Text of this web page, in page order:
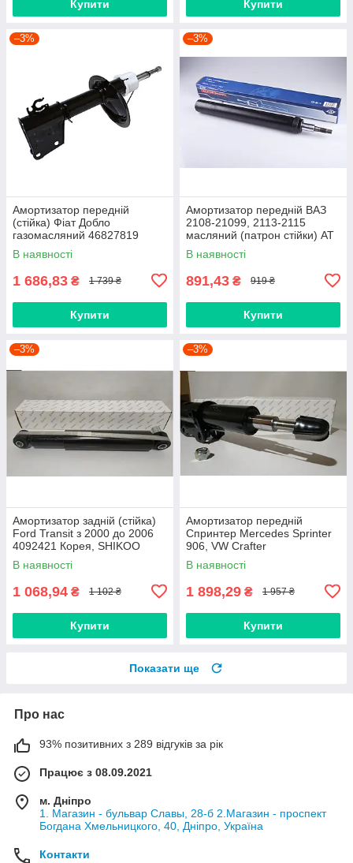
Купити Купити
–3%
Амортизатор передній
(стійка) Фіат Добло
газомасляний 46827819
SHIKOO
В наявності
1 686,83 ₴ 1 739 ₴
Купити
–3%
Амортизатор передній ВАЗ
2108-21099, 2113-2115
масляний (патрон стійки) AT
В наявності
891,43 ₴ 919 ₴
Купити
–3%
Амортизатор задній (стійка)
Ford Transit з 2000 до 2006
4092421 Корея, SHIKOO
В наявності
1 068,94 ₴ 1 102 ₴
Купити
–3%
Амортизатор передній
Спринтер Mercedes Sprinter
906, VW Crafter
газомасляний Корея,
SHIKOO
В наявності
1 898,29 ₴ 1 957 ₴
Купити
Показати ще
Про нас
93% позитивних з 289 відгуків за рік
Працює з 08.09.2021
м. Дніпро
1. Магазин - бульвар Славы, 28-б 2.Магазин - проспект
Богдана Хмельницкого, 40, Дніпро, Україна
Контакти